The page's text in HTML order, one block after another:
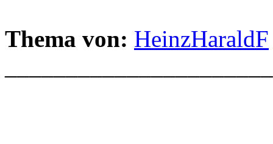
Thema von: HeinzHaraldF